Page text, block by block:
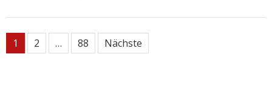
Seitennummerierung
1 2 … 88 Nächste